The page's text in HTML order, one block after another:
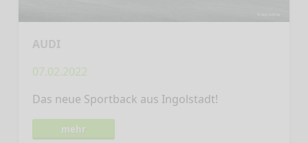
AUDI
07.02.2022
Das neue Sportback aus Ingolstadt!
mehr